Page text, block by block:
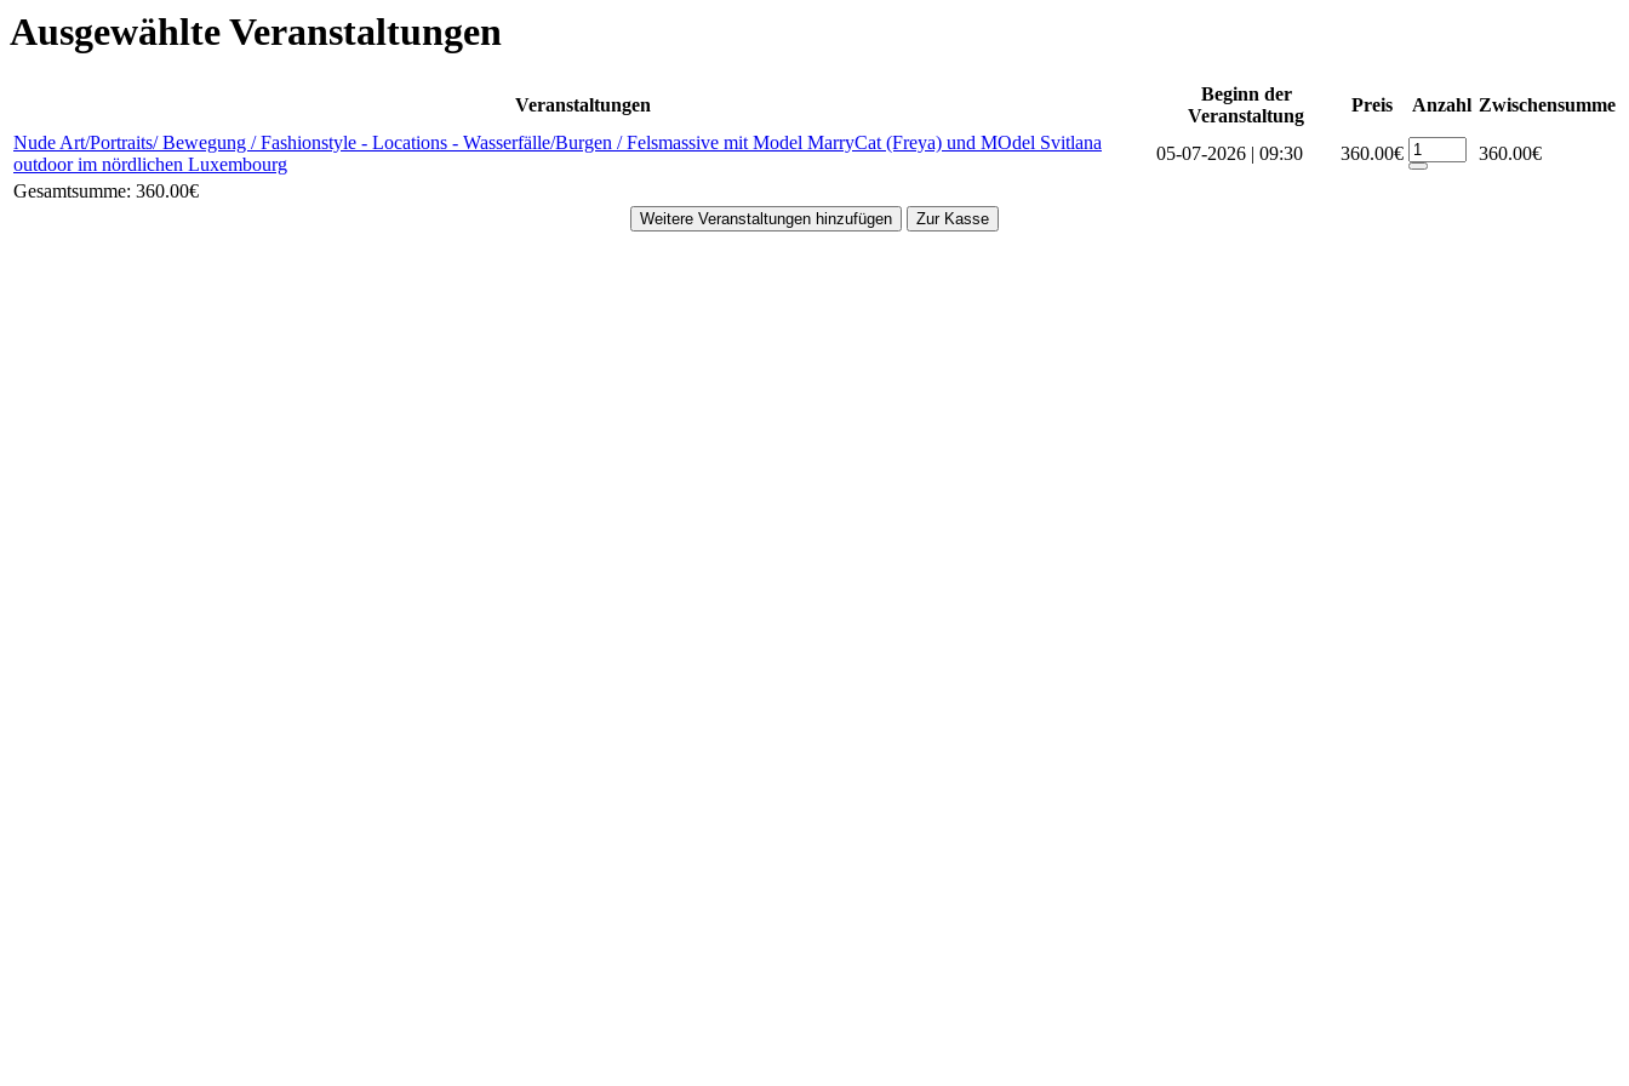
Ausgewählte Veranstaltungen
Veranstaltungen
Beginn der
Veranstaltung
Preis Anzahl Zwischensumme
Nude Art/Portraits/ Bewegung / Fashionstyle - Locations - Wasserfälle/Burgen / Felsmassive mit Model MarryCat (Freya) und MOdel Svitlana
outdoor im nördlichen Luxembourg
05-07-2026 | 09:30 360.00€
360.00€
Gesamtsumme: 360.00€
Weitere Veranstaltungen hinzufügen Zur Kasse